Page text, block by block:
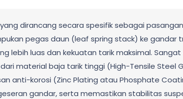
dirancang secara spesifik sebagai
pegas daun (leaf spring stack) ke gandar
lebih luas dan kekuatan tarik maksimal.
material baja tarik tinggi (High-Tensile Steel
anti-korosi (Zinc Plating atau Phosphate
gandar, serta memastikan stabilitas